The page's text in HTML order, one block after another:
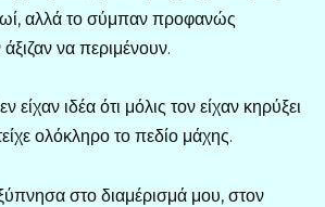
αλλά το σύμπαν προφανώς
να περιμένουν.
ιδέα ότι μόλις τον είχαν κηρύξει
ολόκληρο το πεδίο μάχης.
στο διαμέρισμά μου, στον